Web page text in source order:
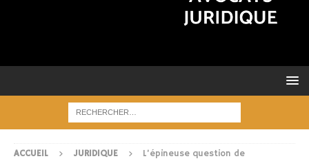
ACCUEIL JURIDIQUE
L’épineuse question de